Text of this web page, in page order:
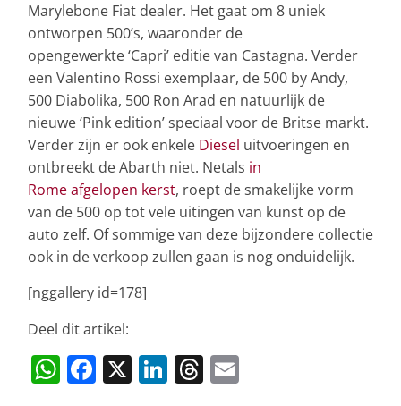
Marylebone Fiat dealer. Het gaat om 8 uniek
ontworpen 500’s, waaronder de
opengewerkte ‘Capri’ editie van Castagna. Verder
een Valentino Rossi exemplaar, de 500 by Andy,
500 Diabolika, 500 Ron Arad en natuurlijk de
nieuwe ‘Pink edition’ speciaal voor de Britse markt.
Verder zijn er ook enkele Diesel uitvoeringen en
ontbreekt de Abarth niet. Netals in
Rome afgelopen kerst, roept de smakelijke vorm
van de 500 op tot vele uitingen van kunst op de
auto zelf. Of sommige van deze bijzondere collectie
ook in de verkoop zullen gaan is nog onduidelijk.
[nggallery id=178]
Deel dit artikel:
W F X Li T